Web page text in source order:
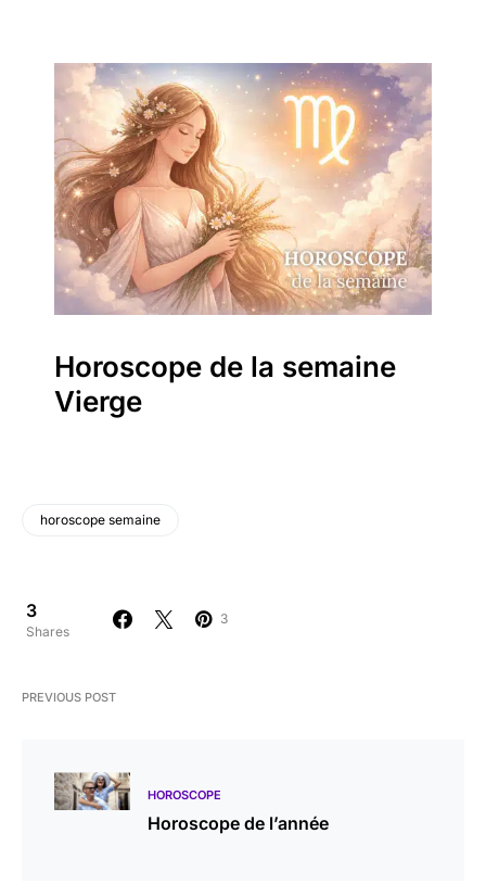
Horoscope de la semaine
Vierge
horoscope semaine
3
Shares
3
PREVIOUS POST
HOROSCOPE
Horoscope de l’année